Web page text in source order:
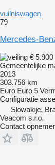
vuilniswagen
79
Mercedes-
€ 5.900
Gemeentelijke
2013
303.756 km
Euro Euro 5
Configuratie
Slowakije,
Veacom s.r.o.
Contact